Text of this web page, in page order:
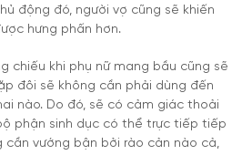
động đó, người vợ cũng sẽ khiến
hưng phấn hơn.
chiếu khi phụ nữ mang bầu cũng sẽ
đôi sẽ không cần phải dùng đến
nào. Do đó, sẽ có cảm giác thoải
phận sinh dục có thể trực tiếp tiếp
cần vướng bận bởi rào cản nào cả,